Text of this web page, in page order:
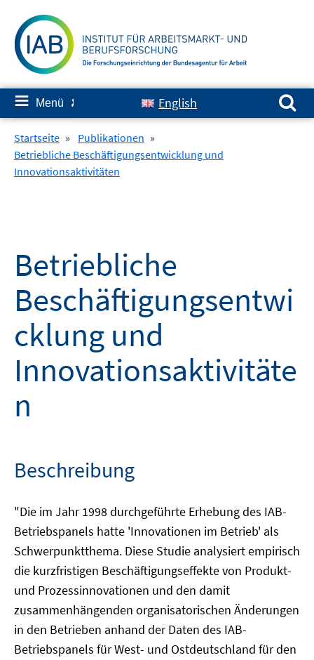
zum
Inhalt
≡ Menü ✘ English
Suchen nach:
Startseite » Publikationen »
Betriebliche Beschäftigungsentwicklung und
Innovationsaktivitäten
Betriebliche
Beschäftigungsentwi
cklung und
Innovationsaktivitäte
n
Beschreibung
"Die im Jahr 1998 durchgeführte Erhebung des IAB-
Betriebspanels hatte 'Innovationen im Betrieb' als
Schwerpunktthema. Diese Studie analysiert empirisch
die kurzfristigen Beschäftigungseffekte von Produkt-
und Prozessinnovationen und den damit
zusammenhängenden organisatorischen Änderungen
in den Betrieben anhand der Daten des IAB-
Betriebspanels für West- und Ostdeutschland für den